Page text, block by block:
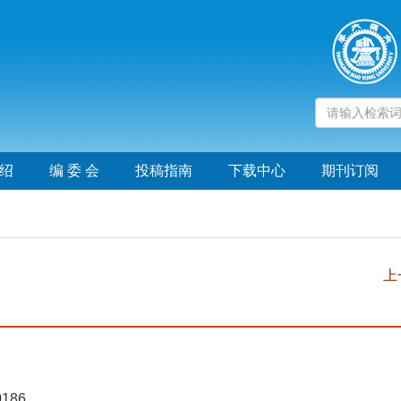
编 委 会 投稿指南 下载中心 期刊订阅